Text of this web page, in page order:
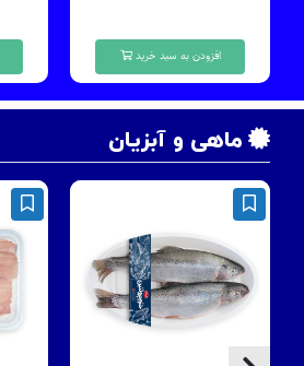
افزودن به سبد خرید
ماهی و آبزیان